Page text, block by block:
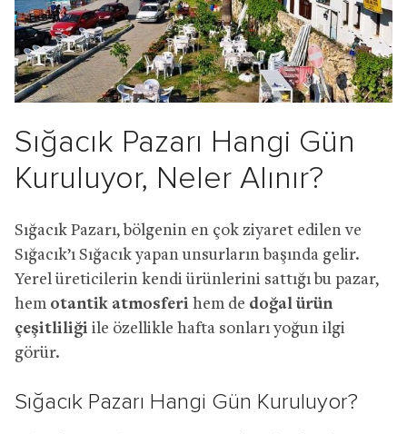
Sığacık Pazarı Hangi Gün
Kuruluyor, Neler Alınır?
Sığacık Pazarı, bölgenin en çok ziyaret edilen ve
Sığacık’ı Sığacık yapan unsurların başında gelir.
Yerel üreticilerin kendi ürünlerini sattığı bu pazar,
hem otantik atmosferi hem de doğal ürün
çeşitliliği ile özellikle hafta sonları yoğun ilgi
görür.
Sığacık Pazarı Hangi Gün Kuruluyor?